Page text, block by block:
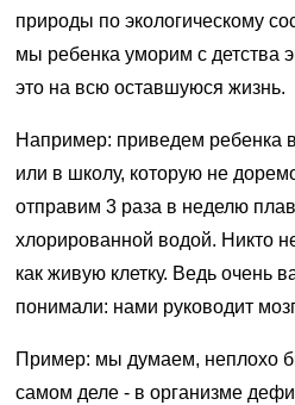
природы по экологическому
мы ребенка уморим с детства
это на всю оставшуюся жизнь.
Например: приведем ребенка
или в школу, которую не
отправим 3 раза в неделю
хлорированной водой. Никто
как живую клетку. Ведь очень
понимали: нами руководит
Пример: мы думаем, неплохо
самом деле - в организме